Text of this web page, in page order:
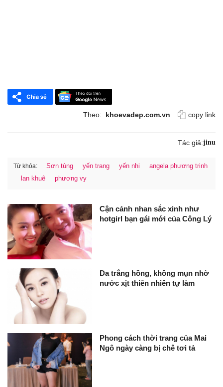
Theo: khoevadep.com.vn copy link
Tác giả:jinu
Từ khóa: Sơn tùng yến trang yến nhi
angela phương trinh
lan khuê
phương vy
Cận cảnh nhan sắc xinh như
hotgirl bạn gái mới của Công Lý
Da trắng hồng, không mụn nhờ
nước xịt thiên nhiên tự làm
Phong cách thời trang của Mai
Ngô ngày càng bị chê tơi tả